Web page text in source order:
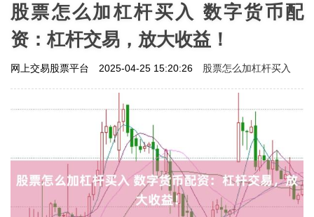
股票怎么加杠杆买入 数字货币配
资：杠杆交易，放大收益！
网上交易股票平台 2025-04-25 15:20:26 股票怎么加杠杆买入